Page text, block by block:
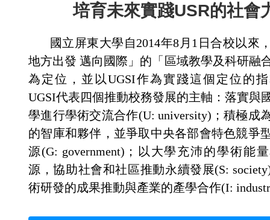
培育未來實踐USR的社會
國立屏東大學自2014年8月1日合校以來
地方出發 邁向國際」的「區域教學及科研融
為定位，並以UGSI作為實踐這個定位的
UGSI代表四個推動校務發展的主軸：落實與
學進行學術交流合作(U: university)；積極成
的智庫和夥伴，並爭取中央各部會特色競爭
源(G: government)；以大學充沛的學術能
源，協助社會和社區推動永續發展(S:
術研發的成果推動與產業的產學合作(I: